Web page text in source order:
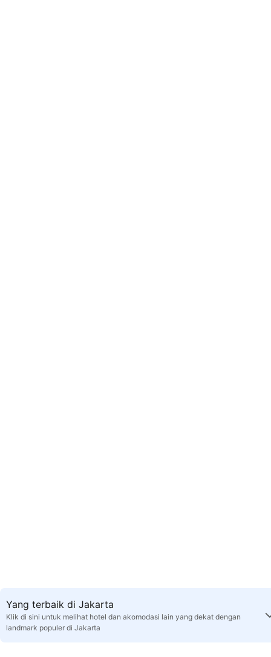
Yang terbaik di Jakarta
Klik di sini untuk melihat hotel dan akomodasi lain yang dekat dengan
landmark populer di Jakarta